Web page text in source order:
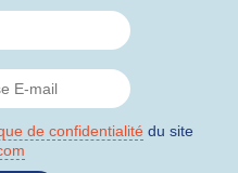
de confidentialité du site